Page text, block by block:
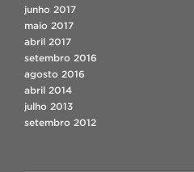
junho 2017
maio 2017
abril 2017
setembro 2016
agosto 2016
abril 2014
julho 2013
setembro 2012